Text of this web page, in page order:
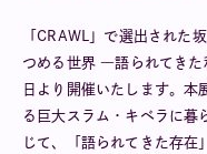
「CRAWL」で選出された
つめる世界 ―語られてき
日より開催いたします。本
る巨大スラム・キベラに暮
じて、「語られてきた存在